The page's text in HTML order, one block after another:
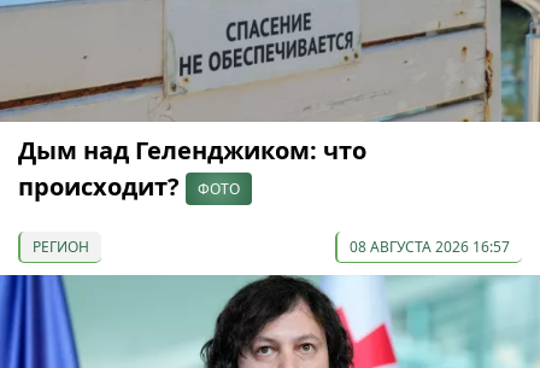
Дым над Геленджиком: что
происходит?
ФОТО
РЕГИОН 08 АВГУСТА 2026 16:57